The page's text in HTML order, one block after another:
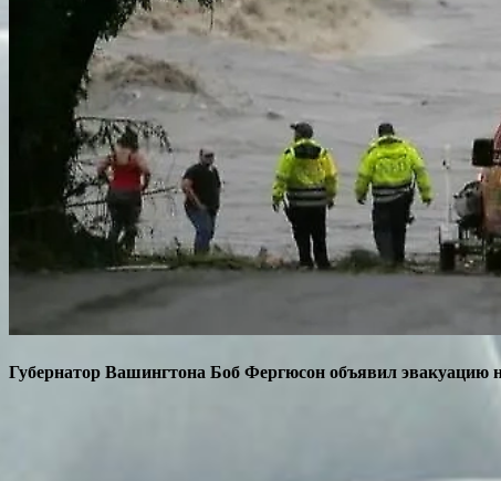
Губернатор Вашингтона Боб Фергюсон объявил эвакуацию